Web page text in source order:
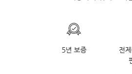
5년 보증
전